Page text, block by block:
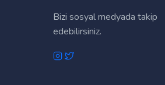
Bizi sosyal medyada takip
edebilirsiniz.